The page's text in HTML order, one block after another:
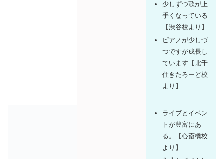
少しずつ歌が上
手くなっている
【渋谷校より】
ピアノが少しづ
つですが成長し
ています【北千
住きたろーど校
より】
ライブとイベン
トが豊富にあ
る。【心斎橋校
より】